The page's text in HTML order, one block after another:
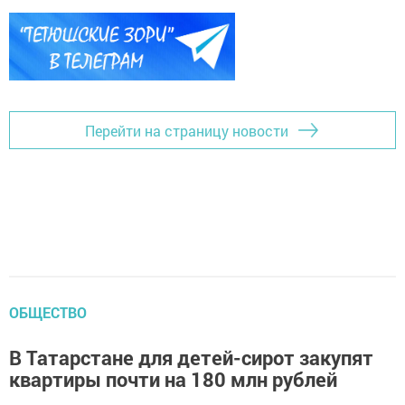
Перейти на страницу новости
ОБЩЕСТВО
В Татарстане для детей-сирот закупят
квартиры почти на 180 млн рублей